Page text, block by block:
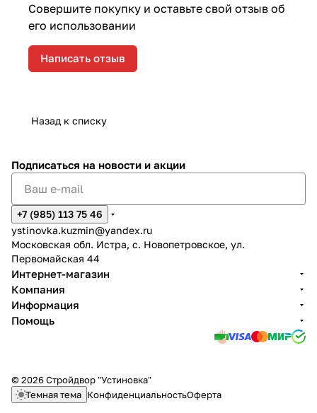
Совершите покупку и оставьте свой отзыв об
его использовании
Написать отзыв
Назад к списку
Подписаться на новости и акции
+7 (985) 113 75 46
ystinovka.kuzmin@yandex.ru
Московская обл. Истра, с. Новопетровское, ул.
Первомайская 44
Интернет-магазин
Компания
Информация
Помощь
© 2026 Стройдвор "Устиновка"
Темная тема КонфиденциальностьОферта